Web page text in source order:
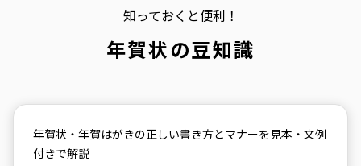
知っておくと便利！
年賀状の豆知識
年賀状・年賀はがきの正しい書き方とマナーを見本・文例
付きで解説